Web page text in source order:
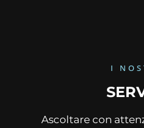
I
Ascoltare con